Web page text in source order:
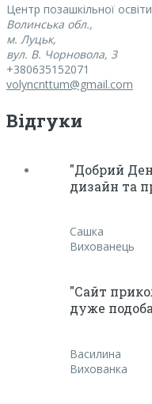
Центр позашкільної
Волинська обл.,
м. Луцьк,
вул. В. Чорновола, 3
+380635152071
volyncnttum@gmail.com
Відгуки
"Добрий
дизайн та
Сашка
Вихованець
"Сайт
дуже
Василина
Вихованка